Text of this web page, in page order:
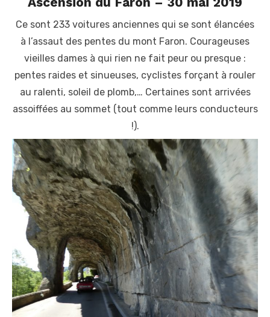
Ce sont 233 voitures anciennes qui se sont élancées
à l’assaut des pentes du mont Faron. Courageuses
vieilles dames à qui rien ne fait peur ou presque :
pentes raides et sinueuses, cyclistes forçant à rouler
au ralenti, soleil de plomb,… Certaines sont arrivées
assoiffées au sommet (tout comme leurs conducteurs
!).